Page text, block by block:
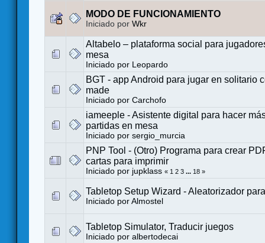
MODO DE FUNCIONAMIENTO
Iniciado por Wkr
Altabelo – plataforma social para
mesa
Iniciado por Leopardo
BGT - app Android para jugar en solitario
made
Iniciado por Carchofo
iameeple - Asistente digital para hacer
partidas en mesa
Iniciado por sergio_murcia
PNP Tool - (Otro) Programa para crear
cartas para imprimir
Iniciado por jupklass « 1 2 3 ... 18 »
Tabletop Setup Wizard - Aleatorizador
Iniciado por Almostel
Tabletop Simulator, Traducir juegos
Iniciado por albertodecai